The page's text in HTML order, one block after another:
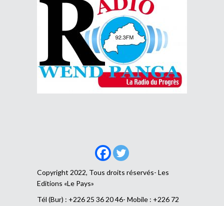
Copyright 2022, Tous droits réservés- Les
Editions «Le Pays»
Tél (Bur) : +226 25 36 20 46- Mobile : +226 72